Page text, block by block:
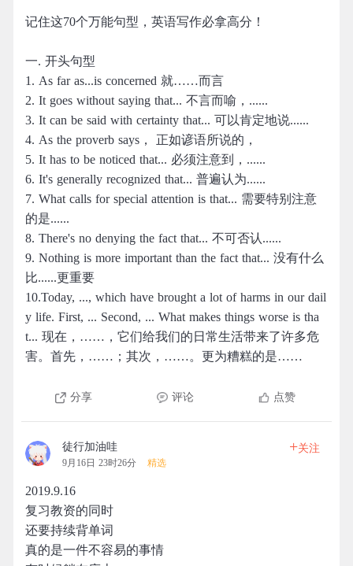
记住这70个万能句型，英语写作必拿高分！
一. 开头句型
1. As far as...is concerned 就……而言
2. It goes without saying that... 不言而喻，......
3. It can be said with certainty that... 可以肯定地说......
4. As the proverb says， 正如谚语所说的，
5. It has to be noticed that... 必须注意到，......
6. It's generally recognized that... 普遍认为......
7. What calls for special attention is that... 需要特别注意
的是......
8. There's no denying the fact that... 不可否认......
9. Nothing is more important than the fact that... 没有什么
比......更重要
10.Today, ..., which have brought a lot of harms in our dail
y life. First, ... Second, ... What makes things worse is tha
t... 现在，……，它们给我们的日常生活带来了许多危
害。首先，……；其次，……。更为糟糕的是……
分享 评论 点赞
徒行加油哇
9月16日 23时26分 精选
+关注
2019.9.16
复习教资的同时
还要持续背单词
真的是一件不容易的事情